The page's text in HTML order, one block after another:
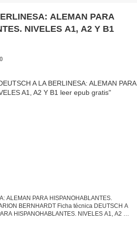
ALEMAN PARA
NIVELES A1, A2 Y B1
ALEMAN PARA HISPANOHABLANTES.
BERNHARDT Ficha técnica DEUTSCH A
HISPANOHABLANTES. NIVELES A1, A2 Y